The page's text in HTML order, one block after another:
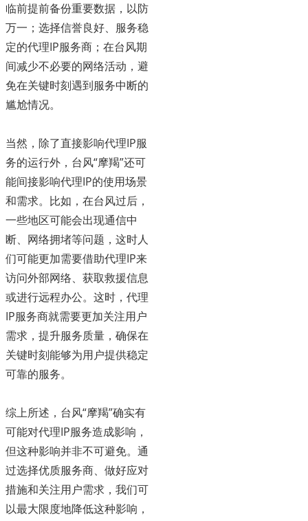
临前提前备份重要数据，以防
万一；选择信誉良好、服务稳
定的代理IP服务商；在台风期
间减少不必要的网络活动，避
免在关键时刻遇到服务中断的
尴尬情况。
当然，除了直接影响代理IP服
务的运行外，台风“摩羯”还可
能间接影响代理IP的使用场景
和需求。比如，在台风过后，
一些地区可能会出现通信中
断、网络拥堵等问题，这时人
们可能更加需要借助代理IP来
访问外部网络、获取救援信息
或进行远程办公。这时，代理
IP服务商就需要更加关注用户
需求，提升服务质量，确保在
关键时刻能够为用户提供稳定
可靠的服务。
综上所述，台风“摩羯”确实有
可能对代理IP服务造成影响，
但这种影响并非不可避免。通
过选择优质服务商、做好应对
措施和关注用户需求，我们可
以最大限度地降低这种影响，